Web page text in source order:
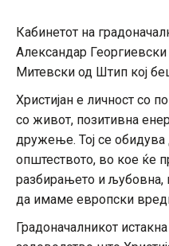
Кабинетот на
Александар Георгиевски
Митевски од Штип кој
Христијан е личност со
со живот, позитивна
дружење. Тој се
општеството, во кое ќе
разбирањето и љубовна,
да имаме европски
Градоначалникот